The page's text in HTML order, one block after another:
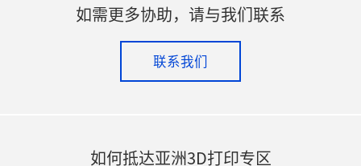
如需更多协助，请与我们联系
联系我们
如何抵达亚洲3D打印专区